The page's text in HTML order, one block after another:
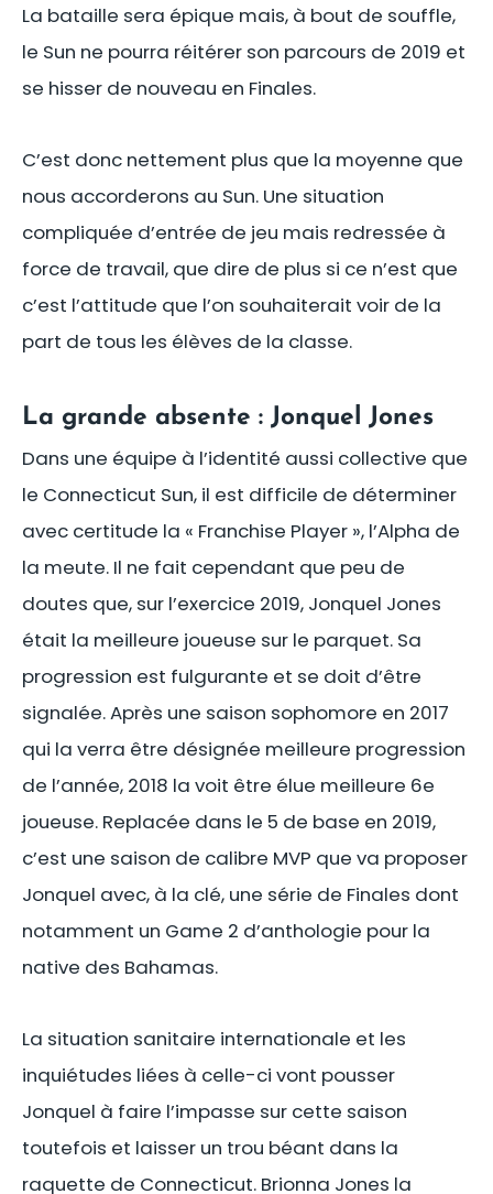
La bataille sera épique mais, à bout de souffle,
le Sun ne pourra réitérer son parcours de 2019 et
se hisser de nouveau en Finales.
C’est donc nettement plus que la moyenne que
nous accorderons au Sun. Une situation
compliquée d’entrée de jeu mais redressée à
force de travail, que dire de plus si ce n’est que
c’est l’attitude que l’on souhaiterait voir de la
part de tous les élèves de la classe.
La grande absente : Jonquel Jones
Dans une équipe à l’identité aussi collective que
le Connecticut Sun, il est difficile de déterminer
avec certitude la « Franchise Player », l’Alpha de
la meute. Il ne fait cependant que peu de
doutes que, sur l’exercice 2019, Jonquel Jones
était la meilleure joueuse sur le parquet. Sa
progression est fulgurante et se doit d’être
signalée. Après une saison sophomore en 2017
qui la verra être désignée meilleure progression
de l’année, 2018 la voit être élue meilleure 6e
joueuse. Replacée dans le 5 de base en 2019,
c’est une saison de calibre MVP que va proposer
Jonquel avec, à la clé, une série de Finales dont
notamment un Game 2 d’anthologie pour la
native des Bahamas.
La situation sanitaire internationale et les
inquiétudes liées à celle-ci vont pousser
Jonquel à faire l’impasse sur cette saison
toutefois et laisser un trou béant dans la
raquette de Connecticut. Brionna Jones la